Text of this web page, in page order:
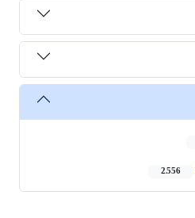
2,556